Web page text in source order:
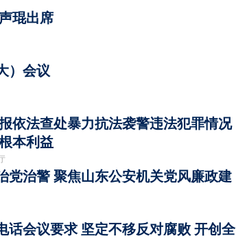
琨出席
）会议
依法查处暴力抗法袭警违法犯罪情况
本利益
党治警 聚焦山东公安机关党风廉政建
话会议要求 坚定不移反对腐败 开创全